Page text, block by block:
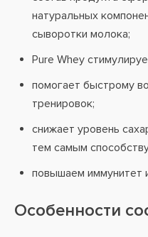
натуральных
сыворотки молока;
Pure Whey
помогает быстрому
тренировок;
снижает уровень
тем самым
повышаем иммунитет
Особенности